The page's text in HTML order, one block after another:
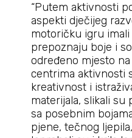
“Putem aktivnosti
aspekti dječijeg
motoričku igru imali
prepoznaju boje i
određeno mjesto
centrima aktivnosti
kreativnost i
materijala, slikali su
sa posebnim
pjene, tečnog